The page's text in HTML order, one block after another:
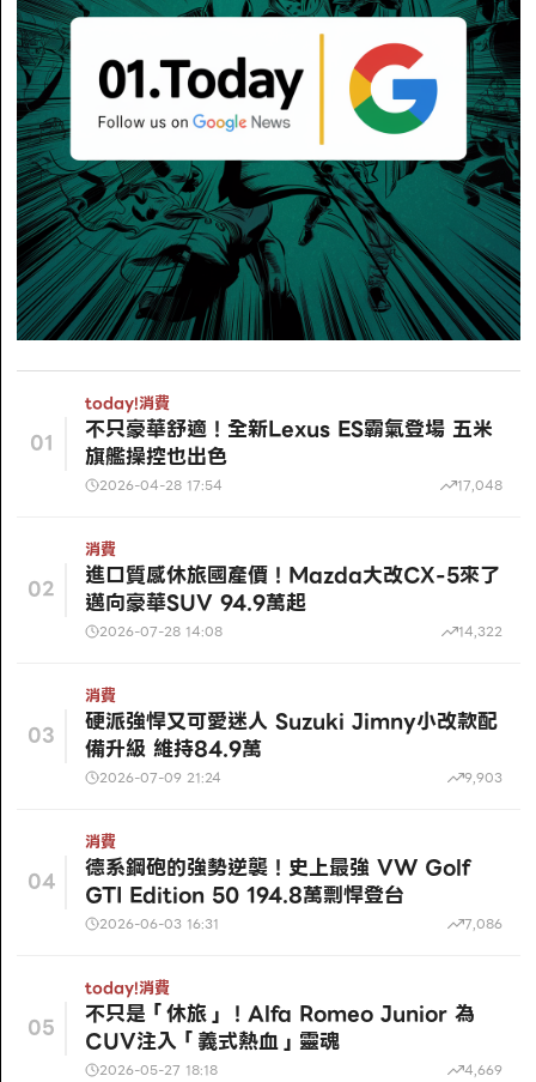
01
today!消費
不只豪華舒適！全新Lexus ES霸氣登場 五米
旗艦操控也出色
2026-04-28 17:54 17,048
02
消費
進口質感休旅國產價！Mazda大改CX-5來了
邁向豪華SUV 94.9萬起
2026-07-28 14:08 14,322
03
消費
硬派強悍又可愛迷人 Suzuki Jimny小改款配
備升級 維持84.9萬
2026-07-09 21:24 9,903
04
消費
德系鋼砲的強勢逆襲！史上最強 VW Golf
GTI Edition 50 194.8萬剽悍登台
2026-06-03 16:31 7,086
05
today!消費
不只是「休旅」！Alfa Romeo Junior 為
CUV注入「義式熱血」靈魂
2026-05-27 18:18 4,669